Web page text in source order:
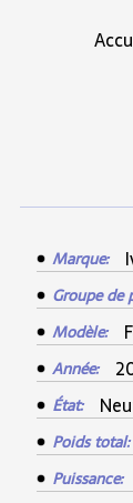
Marque:
Groupe de
Modèle:
Année:
État:
Poids total:
Puissance: